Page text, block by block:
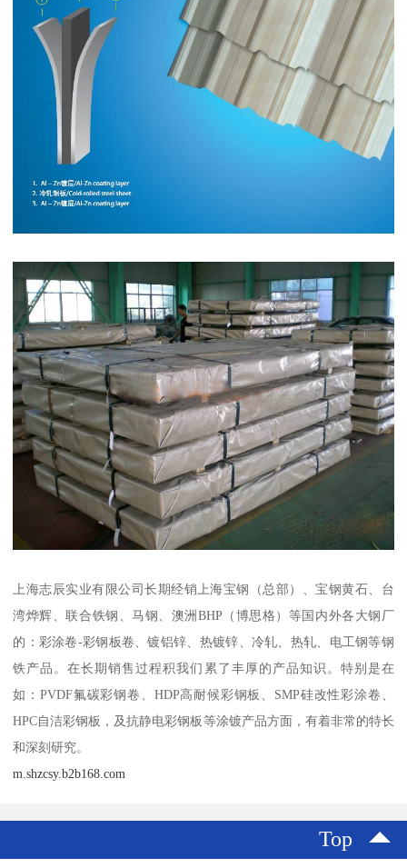
上海志辰实业有限公司长期经销上海宝钢（总部）、宝钢黄石、台
湾烨辉、联合铁钢、马钢、澳洲BHP（博思格）等国内外各大钢厂
的：彩涂卷-彩钢板卷、镀铝锌、热镀锌、冷轧、热轧、电工钢等钢
铁产品。在长期销售过程积我们累了丰厚的产品知识。特别是在
如：PVDF氟碳彩钢卷、HDP高耐候彩钢板、SMP硅改性彩涂卷、
HPC自洁彩钢板，及抗静电彩钢板等涂镀产品方面，有着非常的特长
和深刻研究。
m.shzcsy.b2b168.com
Top